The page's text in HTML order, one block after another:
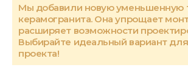
Мы добавили новую уменьшенную
керамогранита. Она упрощает
расширяет возможности
Выбирайте идеальный вариант
проекта!